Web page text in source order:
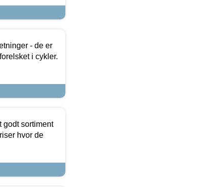
- de er
i cykler.
godt sortiment
hvor de